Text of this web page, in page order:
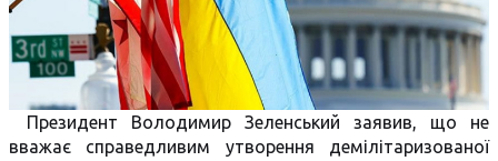
Президент Володимир Зеленський заявив, що не
вважає справедливим утворення демілітаризованої